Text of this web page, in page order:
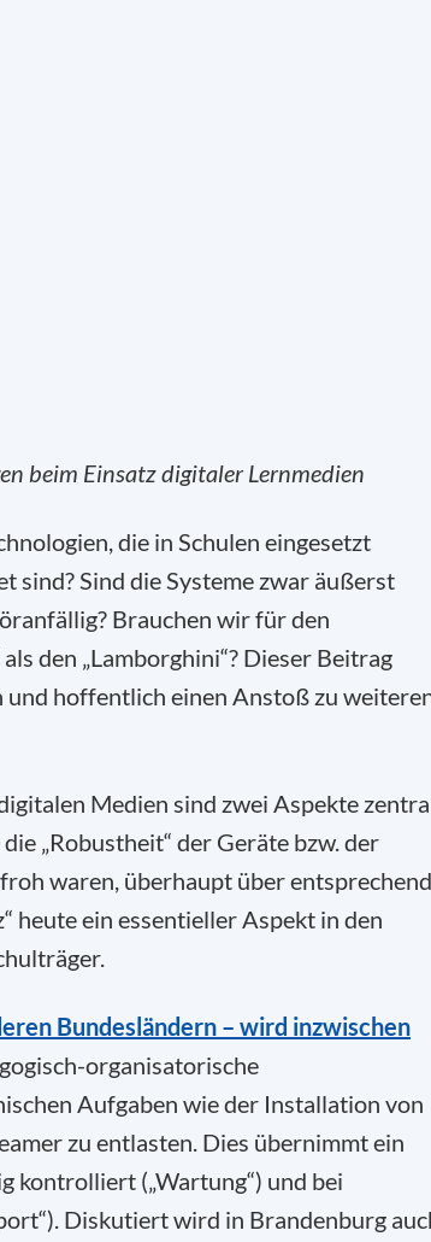
beim Einsatz digitaler Lernmedien
die in Schulen eingesetzt
sind? Sind die Systeme zwar äußerst
Brauchen wir für den
den „Lamborghini“? Dieser Beitrag
hoffentlich einen Anstoß zu
Medien sind zwei Aspekte
„Robustheit“ der Geräte bzw. der
waren, überhaupt über
heute ein essentieller Aspekt in den
Bundesländern – wird inzwischen
organisatorische
Aufgaben wie der Installation von
zu entlasten. Dies übernimmt ein
kontrolliert („Wartung“) und bei
Diskutiert wird in Brandenburg